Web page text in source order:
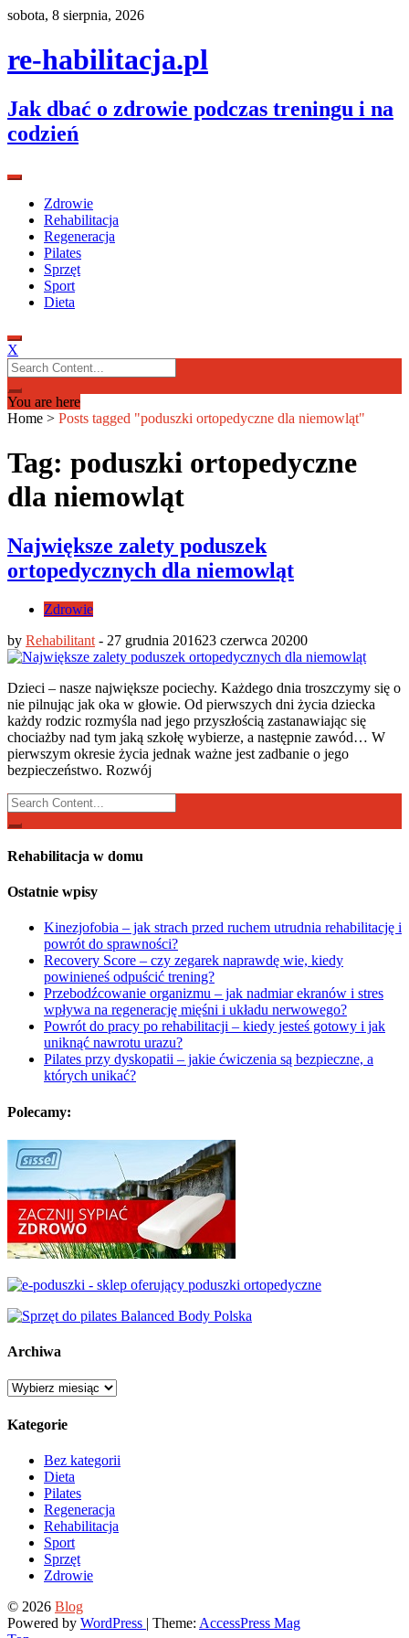
Skip
content
sobota, 8 sierpnia, 2026
re-habilitacja.pl
Jak dbać o zdrowie podczas treningu i na
codzień
Zdrowie
Rehabilitacja
Regeneracja
Pilates
Sprzęt
Sport
Dieta
X
Search
for:
You are here
Home > Posts tagged "poduszki ortopedyczne dla niemowląt"
Tag: poduszki ortopedyczne
dla niemowląt
Największe zalety poduszek
ortopedycznych dla niemowląt
Zdrowie
by Rehabilitant - 27 grudnia 201623 czerwca 20200
Dzieci – nasze największe pociechy. Każdego dnia troszczymy się o
nie pilnując jak oka w głowie. Od pierwszych dni życia dziecka
każdy rodzic rozmyśla nad jego przyszłością zastanawiając się
chociażby nad tym jaką szkołę wybierze, a następnie zawód… W
pierwszym okresie życia jednak ważne jest zadbanie o jego
bezpieczeństwo. Rozwój
Search
for:
Rehabilitacja w domu
Ostatnie wpisy
Kinezjofobia – jak strach przed ruchem utrudnia rehabilitację i
powrót do sprawności?
Recovery Score – czy zegarek naprawdę wie, kiedy
powinieneś odpuścić trening?
Przebodźcowanie organizmu – jak nadmiar ekranów i stres
wpływa na regenerację mięśni i układu nerwowego?
Powrót do pracy po rehabilitacji – kiedy jesteś gotowy i jak
uniknąć nawrotu urazu?
Pilates przy dyskopatii – jakie ćwiczenia są bezpieczne, a
których unikać?
Polecamy:
Archiwa
Archiwa
Kategorie
Bez kategorii
Dieta
Pilates
Regeneracja
Rehabilitacja
Sport
Sprzęt
Zdrowie
© 2026 Blog
Powered by WordPress | Theme: AccessPress Mag